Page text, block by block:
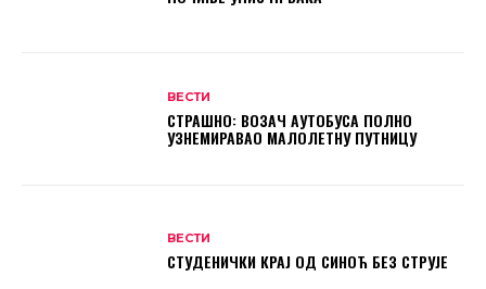
ВЕСТИ
СТРАШНО: ВОЗАЧ АУТОБУСА ПОЛНО
УЗНЕМИРАВАО МАЛОЛЕТНУ ПУТНИЦУ
ВЕСТИ
СТУДЕНИЧКИ КРАЈ ОД СИНОЋ БЕЗ СТРУЈЕ